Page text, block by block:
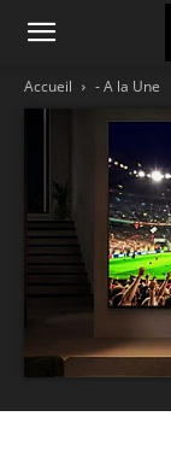
Accueil - A la Une